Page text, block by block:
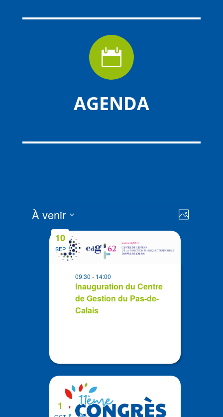

AGENDA
Évènements de
Photo
À venir
Sélectionnez
List
events
SEP
10
Inauguration du Centre
de Gestion du Pas-de-
Calais
09:30- 14:00
1